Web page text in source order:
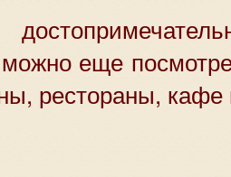
можно еще
рестораны, кафе